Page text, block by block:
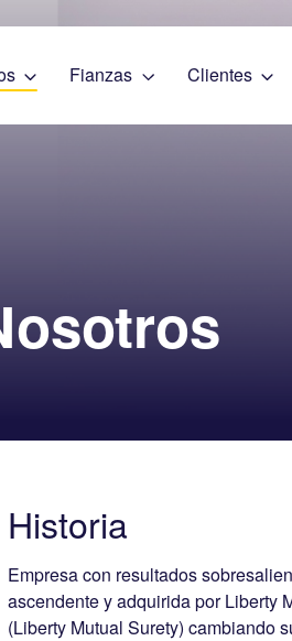
Fianzas Clientes
Historia
Empresa con resultados
ascendente y adquirida por Liberty
(Liberty Mutual Surety) cambiando